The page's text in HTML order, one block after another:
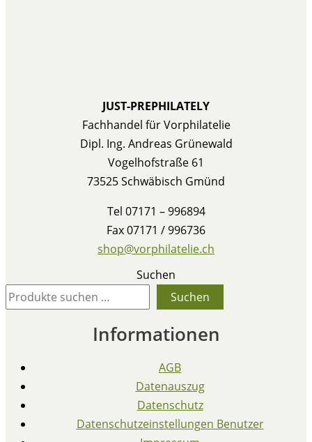
JUST-PREPHILATELY
Fachhandel für Vorphilatelie
Dipl. Ing. Andreas Grünewald
Vogelhofstraße 61
73525 Schwäbisch Gmünd
Tel 07171 – 996894
Fax 07171 / 996736
shop@vorphilatelie.ch
Suchen
Suchen
Informationen
AGB
Datenauszug
Datenschutz
Datenschutzeinstellungen Benutzer